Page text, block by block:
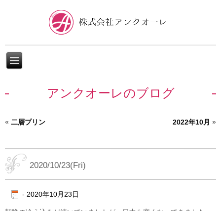
アンクオーレのブログ
« 二層プリン 2022年10月 »
2020/10/23(Fri)
- 2020年10月23日